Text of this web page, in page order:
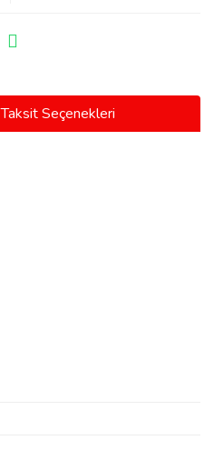
Taksit Seçenekleri